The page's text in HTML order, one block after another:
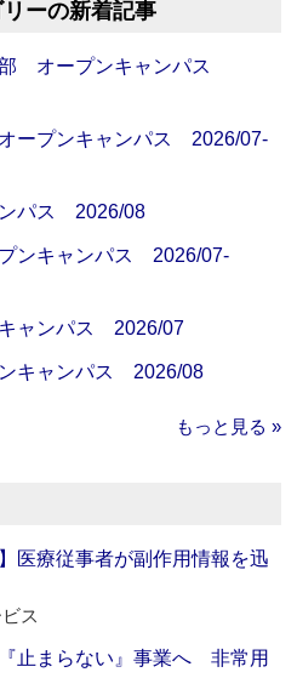
ーの新着記事
オープンキャンパス
ープンキャンパス 2026/07-
パス 2026/08
ンキャンパス 2026/07-
ャンパス 2026/07
キャンパス 2026/08
もっと見る »
医療従事者が副作用情報を迅
ス
止まらない』事業へ 非常用